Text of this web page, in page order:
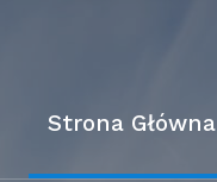
Strona Główna